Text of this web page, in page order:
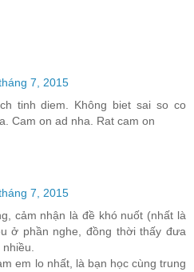
7, 2015
tinh diem. Không biet sai so co
Cam on ad nha. Rat cam on
7, 2015
cảm nhận là đề khó nuốt (nhất là
ở phần nghe, đồng thời thấy đưa
em lo nhất, là bạn học cùng trung